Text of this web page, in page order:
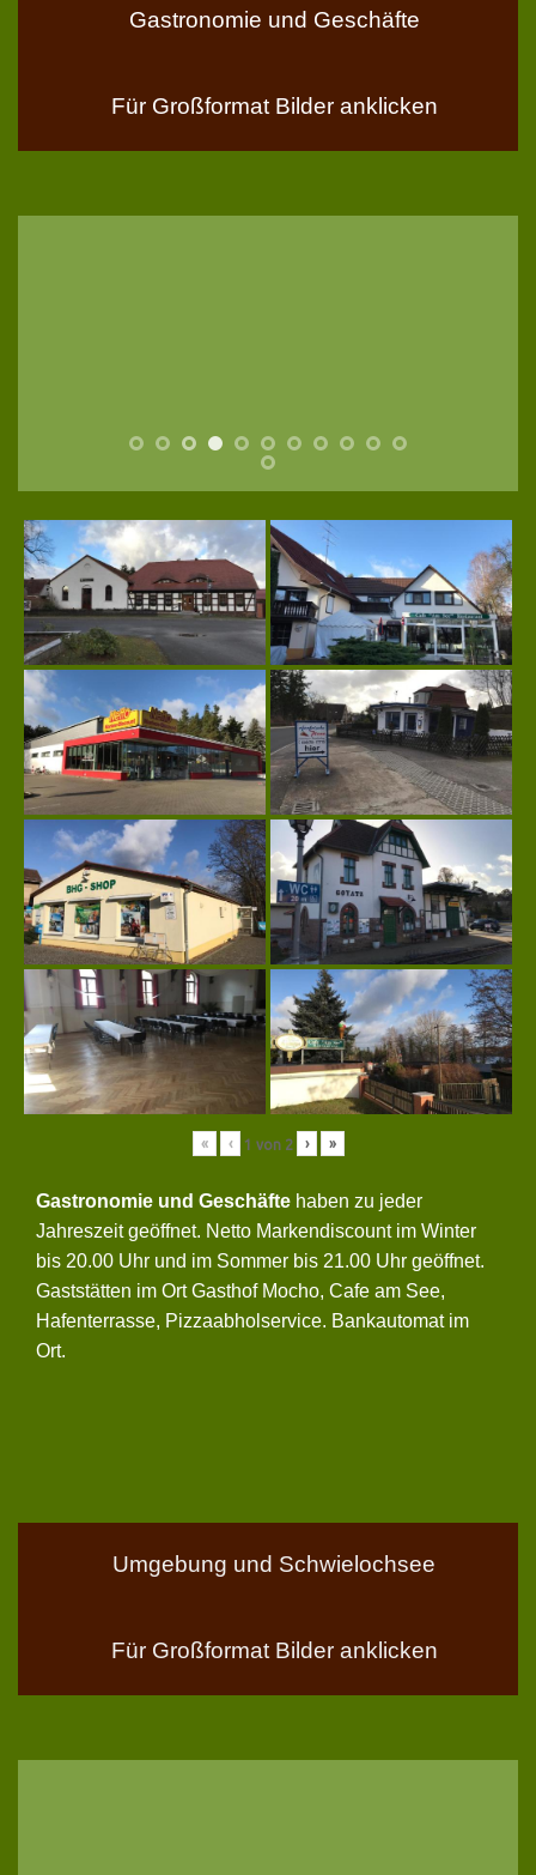
Gastronomie und Geschäfte
Für Großformat Bilder anklicken
« ‹ 1 von 2 › »
Gastronomie und Geschäfte haben zu jeder
Jahreszeit geöffnet. Netto Markendiscount im Winter
bis 20.00 Uhr und im Sommer bis 21.00 Uhr geöffnet.
Gaststätten im Ort Gasthof Mocho, Cafe am See,
Hafenterrasse, Pizzaabholservice. Bankautomat im
Ort.
Umgebung und Schwielochsee
Für Großformat Bilder anklicken